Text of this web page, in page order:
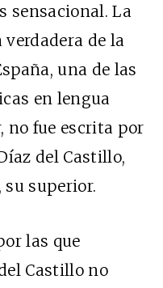
sensacional. La
de la
una de las
en lengua
no fue escrita por
del Castillo,
su superior.
las que
Castillo no